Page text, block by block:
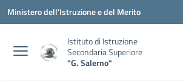
Vai ai contenuti
Vai al menu di navigazione
Vai al footer
Ministero dell'Istruzione e del Merito
Istituto di Istruzione
Secondaria Superiore
"G. Salerno"